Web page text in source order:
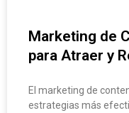
Marketing de
para Atraer y
El marketing de
estrategias más